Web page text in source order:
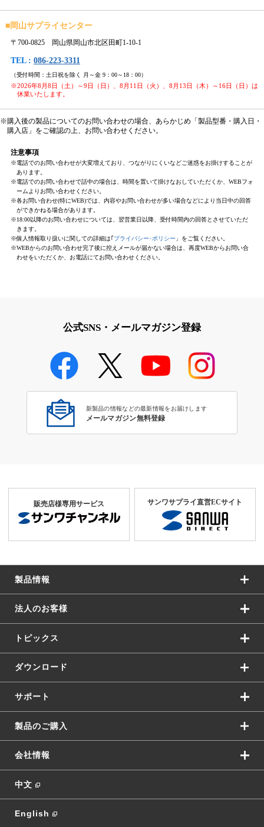
■岡山サプライセンター
〒700-0825 岡山県岡山市北区田町1-10-1
TEL : 086-223-3311
（受付時間：土日祝を除く 月～金 9：00～18：00）
※2026年8月8日（土）～9日（日）、8月11日（火）、8月13日（木）～16日（日）は
休業いたします。
※購入後の製品についてのお問い合わせの場合、あらかじめ「製品型番・購入日・
購入店」をご確認の上、お問い合わせください。
注意事項
※電話でのお問い合わせが大変増えており、つながりにくいなどご迷惑をお掛けすることが
あります。
※電話でのお問い合わせで話中の場合は、時間を置いて掛けなおしていただくか、WEBフォ
ームよりお問い合わせください。
※各お問い合わせ(特にWEB)では、内容やお問い合わせが多い場合などにより当日中の回答
ができかねる場合があります。
※18:00以降のお問い合わせについては、翌営業日以降、受付時間内の回答とさせていただ
きます。
※個人情報取り扱いに関しての詳細は｢プライバシー･ポリシー 」をご覧ください。
※WEBからのお問い合わせ完了後に控えメールが届かない場合は、再度WEBからお問い合
わせをいただくか、お電話にてお問い合わせください。
公式SNS・メールマガジン登録
新製品の情報などの最新情報をお届けします
メールマガジン無料登録
販売店様専用サービス サンワサプライ直営ECサイト
製品情報
法人のお客様
トピックス
ダウンロード
サポート
製品のご購入
会社情報
中文
English